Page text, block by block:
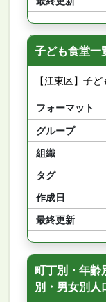
子ども食堂一
【江東区】子
フォーマット
グループ
組織
タグ
作成日
最終更新
町丁別・年齢
別・男女別人